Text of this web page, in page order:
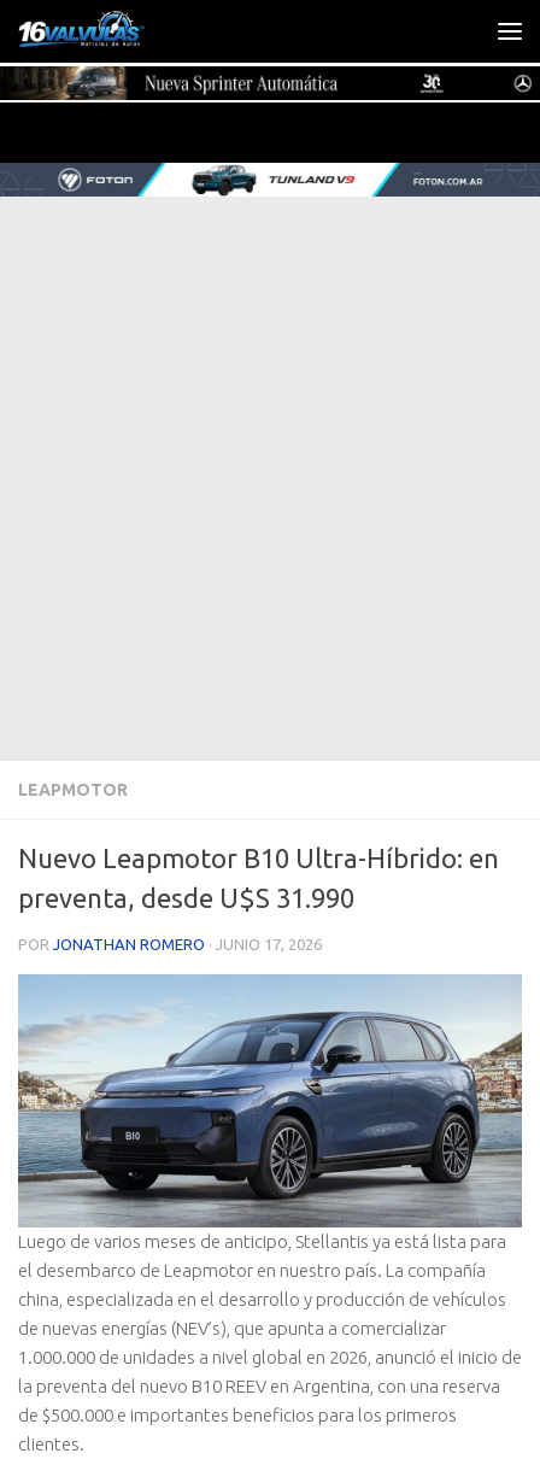
Saltar al contenido
LEAPMOTOR
Nuevo Leapmotor B10 Ultra-Híbrido: en
preventa, desde U$S 31.990
POR JONATHAN ROMERO · JUNIO 17, 2026
Luego de varios meses de anticipo, Stellantis ya está lista para
el desembarco de Leapmotor en nuestro país. La compañía
china, especializada en el desarrollo y producción de vehículos
de nuevas energías (NEV’s), que apunta a comercializar
1.000.000 de unidades a nivel global en 2026, anunció el inicio de
la preventa del nuevo B10 REEV en Argentina, con una reserva
de $500.000 e importantes beneficios para los primeros
clientes.